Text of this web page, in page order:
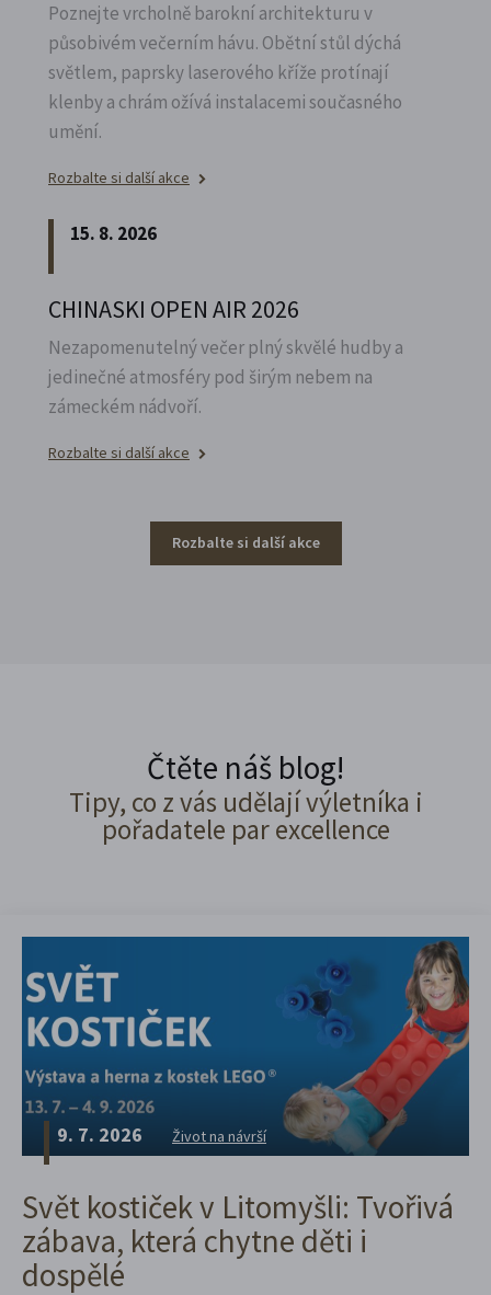
Poznejte vrcholně barokní architekturu v
působivém večerním hávu. Obětní stůl dýchá
světlem, paprsky laserového kříže protínají
klenby a chrám ožívá instalacemi současného
umění.
Rozbalte si další akce
15. 8. 2026
CHINASKI OPEN AIR 2026
Nezapomenutelný večer plný skvělé hudby a
jedinečné atmosféry pod širým nebem na
zámeckém nádvoří.
Rozbalte si další akce
Rozbalte si další akce
Čtěte náš blog!
Tipy, co z vás udělají výletníka i
pořadatele par excellence
9. 7. 2026 Život na návrší
Svět kostiček v Litomyšli: Tvořivá
zábava, která chytne děti i
dospělé